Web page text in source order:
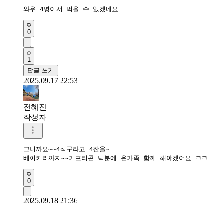
0
1
답글 쓰기
2025.09.17 22:53
전혜진
작성자
그니까요~~4식구라고 4잔을~
베이커리까지~~기프티콘 덕분에 온가족 함께 해야겠어요 ㅋㅋ
0
2025.09.18 21:36